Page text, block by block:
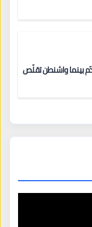
بينما واشنطن تقلّص